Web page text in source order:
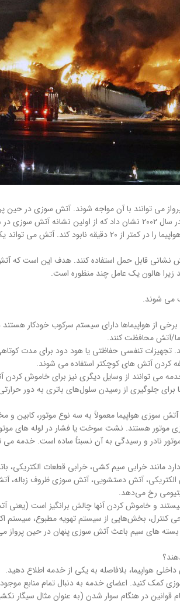
می توانند با آن مواجه شوند. آتش سوزی در حین
برسانند.
نشانی قابل حمل استفاده کنند. هدف این است
زیرا هالون یک عامل چند منظوره است.
می شوند.
از هواپیماها دارای سیستم سرکوب خودکار
آتش محافظت کنند.
تجهیزات تنفسی حفاظتی یا هود دود برای مدت
کردن آتش های کوچکتر استفاده می شوند.
می توانند از وسایل دیگری نیز برای خاموش
جلوگیری از رسیدن سلول‌های باتری به دور
سوزی هواپیما معمولاً به سه نوع موتور، کابین
هستند. نشت سوخت یا فشار در لوله های
نادر و رسیدگی به آن نسبتاً ساده است. خدمه
مانند خرابی سیم کشی، خرابی قطعات الکتریکی،
آتش دستشویی، آتش سوزی ظروف زباله،
رخ می‌دهد.
و خاموش کردن آنها چالش برانگیز است (یعنی
کنترل، بخش‌هایی از سیستم تهویه مطبوع، سیستم
های سیم باعث آتش سوزی پنهان در حین پرواز
هواپیما، بلافاصله به یکی از خدمه اطلاع دهید.
کمک کنید. اعضای خدمه به دنبال تمام منابع
در هنگام سوار شدن (به عنوان مثال سیگار